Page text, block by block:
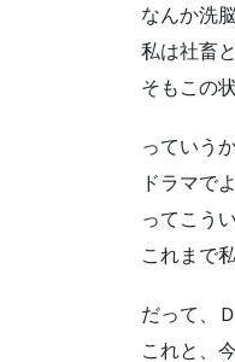
なんか洗
私は社畜
そもこの
っていう
ドラマで
ってこう
これまで
だって、
これと、